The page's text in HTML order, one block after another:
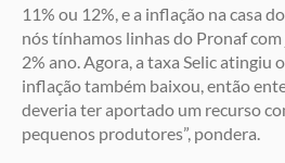
11% ou 12%, e a inflação na casa
nós tínhamos linhas do Pronaf
2% ano. Agora, a taxa Selic atingiu
inflação também baixou, então
deveria ter aportado um recurso
pequenos produtores”, pondera.